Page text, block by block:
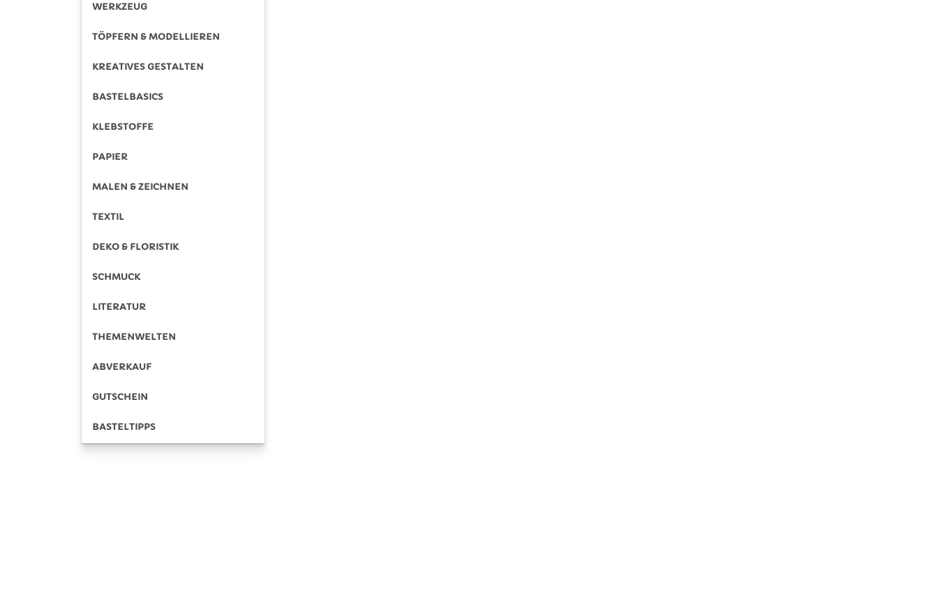
WERKZEUG
TÖPFERN & MODELLIEREN
KREATIVES GESTALTEN
BASTELBASICS
KLEBSTOFFE
PAPIER
MALEN & ZEICHNEN
TEXTIL
DEKO & FLORISTIK
SCHMUCK
LITERATUR
THEMENWELTEN
ABVERKAUF
GUTSCHEIN
BASTELTIPPS